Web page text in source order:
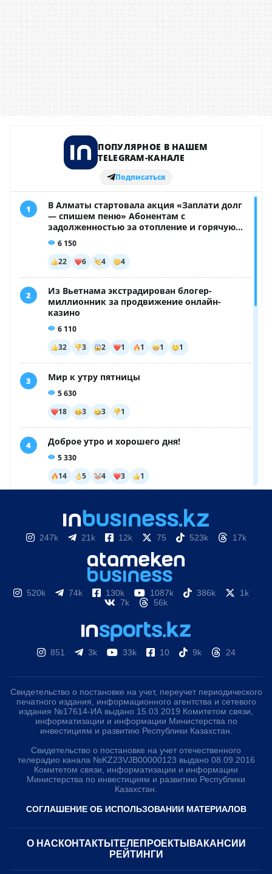
247k 21k 12k 75 523k 17k
520k 74k 130k 1087k 386k
1k
7k
56k
851 3k 33k 10 9k 24
Свидетельство о постановке на учет, переучет периодического
печатного издания, информационного агентства и сетевого
издания №17614-ИА выдано 15.03.2019 Комитетом связи,
информатизации и информации Министерства по
инвестициям и развитию Республики Казахстан.
Свидетельство о постановке на учет отечественного
телерадио канала №KZ23VJB00000123 выдано 08.09.2016
Комитетом связи, информатизации и информации
Министерства по инвестициям и развитию Республики
Казахстан.
СОГЛАШЕНИЕ ОБ ИСПОЛЬЗОВАНИИ МАТЕРИАЛОВ
О НАС КОНТАКТЫ ТЕЛЕПРОЕКТЫ ВАКАНСИИ
РЕЙТИНГИ